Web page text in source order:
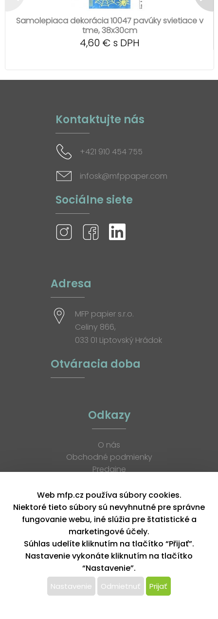
Samolepiaca dekorácia 10047 pavúky svietiace v
tme, 38x30cm
4,60 € s DPH
Kontaktujte nás
+421 910 454 755
infosk@mfppaper.com
Sociálne siete
Adresa
MFP papier s.r.o.
Celiny 866,
033 01 Liptovský Hrádok
Otváracia doba
Odkazy
O nás
Obchodné podmienky
Predajne
K stiahnutiu
Blog
Kontakt
Kariéra
XML feed
Copyright © 2026, MFP paper s. r. o. | Všetky práva vyhradené
design by MFP
Tento web používa k poskytovaniu služieb,
Web mfp.cz používa súbory cookies.
Niektoré tieto súbory sú nevyhnutné pre správne
fungovanie webu, iné slúžia pre štatistické a
marketingové účely.
Súhlas udelíte kliknutím na tlačítko “Přijať”.
Nastavenie vykonáte kliknutím na tlačítko
“Nastavenie”.
Nastavenie Odmietnuť Prijať